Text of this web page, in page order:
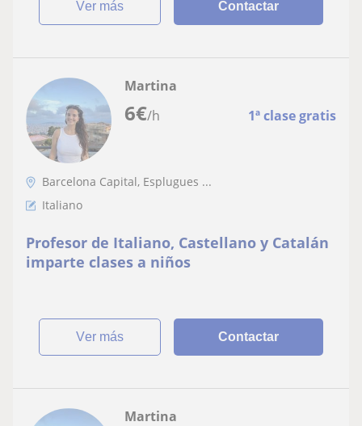
ver más Contactar
6€/h 1ª clase gratis
Martina
Barcelona Capital, Esplugues ...
Italiano
Profesor de Italiano, Castellano y Catalán
imparte clases a niños
ver más Contactar
Martina